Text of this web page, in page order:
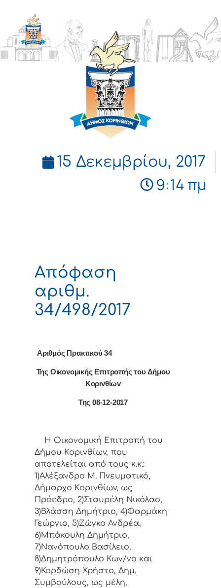
ΔΗΜΟΣ
ΚΟΡΙΝΘΙΩΝ
15 Δεκεμβρίου, 2017
9:14 πμ
Απόφαση
αριθμ.
34/498/2017
Αριθμός Πρακτικού 34
Της Οικονομικής Επιτρoπής τoυ Δήμoυ
Κoριvθίωv
Της 08-12-2017
Η Οικονομική Επιτρoπή τoυ
Δήμoυ Κoριvθίωv, πoυ
απoτελείται από τoυς κ.κ.:
1)Αλέξανδρο Μ. Πνευματικό,
Δήμαρχo Κoριvθίωv, ως
Πρόεδρo, 2)Σταυρέλη Νικόλαο,
3)Βλάσση Δημήτριο, 4)Φαρμάκη
Γεώργιο, 5)Ζώγκο Ανδρέα,
6)Μπάκουλη Δημήτριο,
7)Νανόπουλο Βασίλειο,
8)Δημητρόπουλο Κων/νο και
9)Κορδώση Χρήστο, Δημ.
Συμβoύλoυς, ως μέλη,